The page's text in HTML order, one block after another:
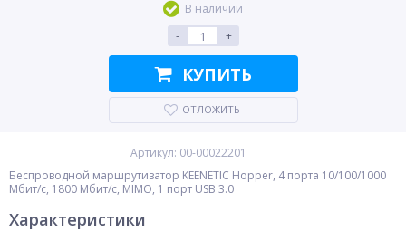
В наличии
-
+
КУПИТЬ
ОТЛОЖИТЬ
Артикул: 00-00022201
Беспроводной маршрутизатор KEENETIC Hopper, 4 порта 10/100/1000
Мбит/с, 1800 Мбит/с, MIMO, 1 порт USB 3.0
Характеристики